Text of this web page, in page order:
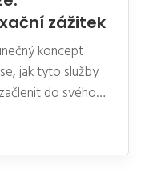
zážitek
koncept
jak tyto služby
do svého
zážitku.